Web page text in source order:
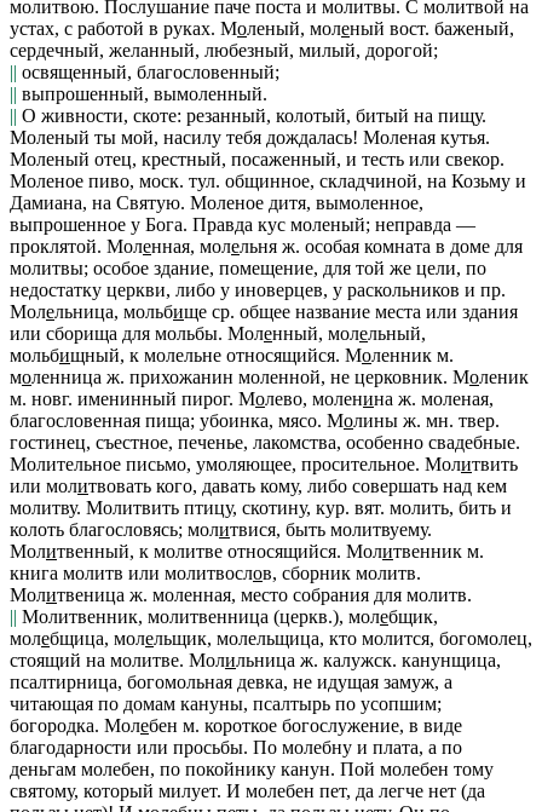
молитвою. Послушание паче поста и молитвы. С молитвой на
устах, с работой в руках. Моленый, моленый вост. баженый,
сердечный, желанный, любезный, милый, дорогой;
|| освященный, благословенный;
|| выпрошенный, вымоленный.
|| О живности, скоте: резанный, колотый, битый на пищу.
Моленый ты мой, насилу тебя дождалась! Моленая кутья.
Моленый отец, крестный, посаженный, и тесть или свекор.
Моленое пиво, моск. тул. общинное, складчиной, на Козьму и
Дамиана, на Святую. Моленое дитя, вымоленное,
выпрошенное у Бога. Правда кус моленый; неправда —
проклятой. Моленная, молельня ж. особая комната в доме для
молитвы; особое здание, помещение, для той же цели, по
недостатку церкви, либо у иноверцев, у раскольников и пр.
Молельница, мольбище ср. общее название места или здания
или сборища для мольбы. Моленный, молельный,
мольбищный, к молельне относящийся. Моленник м.
моленница ж. прихожанин моленной, не церковник. Моленик
м. новг. именинный пирог. Молево, моленина ж. моленая,
благословенная пища; убоинка, мясо. Молины ж. мн. твер.
гостинец, съестное, печенье, лакомства, особенно свадебные.
Молительное письмо, умоляющее, просительное. Молитвить
или молитвовать кого, давать кому, либо совершать над кем
молитву. Молитвить птицу, скотину, кур. вят. молить, бить и
колоть благословясь; молитвися, быть молитвуему.
Молитвенный, к молитве относящийся. Молитвенник м.
книга молитв или молитвослов, сборник молитв.
Молитвеница ж. моленная, место собрания для молитв.
|| Молитвенник, молитвенница (церкв.), молебщик,
молебщица, молельщик, молельщица, кто молится, богомолец,
стоящий на молитве. Молильница ж. калужск. канунщица,
псалтирница, богомольная девка, не идущая замуж, а
читающая по домам кануны, псалтырь по усопшим;
богородка. Молебен м. короткое богослужение, в виде
благодарности или просьбы. По молебну и плата, а по
деньгам молебен, по покойнику канун. Пой молебен тому
святому, который милует. И молебен пет, да легче нет (да